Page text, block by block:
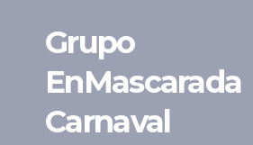
contenido
Grupo
EnMascarada
Carnaval